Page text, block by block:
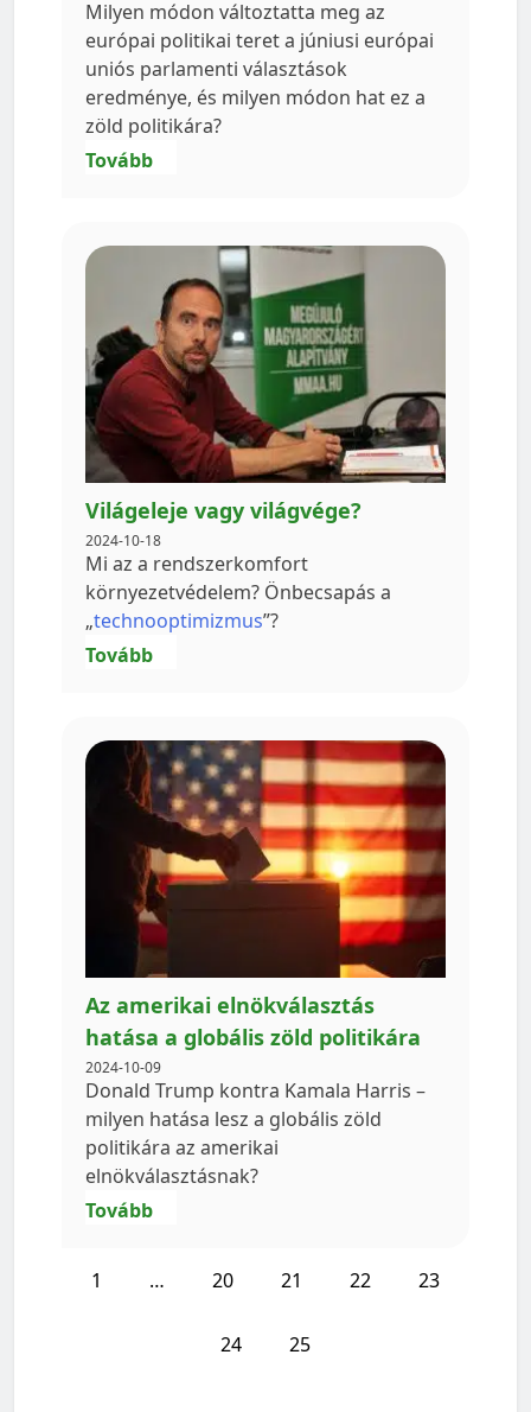
Milyen módon változtatta meg az
európai politikai teret a júniusi európai
uniós parlamenti választások
eredménye, és milyen módon hat ez a
zöld politikára?
Tovább
Világeleje vagy világvége?
2024-10-18
Mi az a rendszerkomfort
környezetvédelem? Önbecsapás a
„technooptimizmus”?
Tovább
Az amerikai elnökválasztás
hatása a globális zöld politikára
2024-10-09
Donald Trump kontra Kamala Harris –
milyen hatása lesz a globális zöld
politikára az amerikai
elnökválasztásnak?
Tovább
1 … 20 21 22 23
24 25